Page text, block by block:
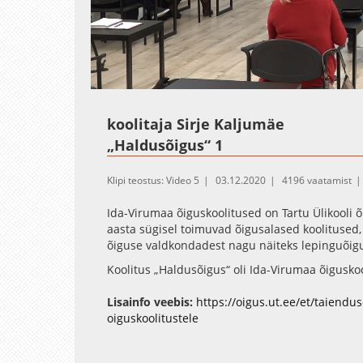
UnmuteLoaded:
0.20%
koolitaja Sirje Kaljumäe
„Haldusõigus“ 1
Klipi teostus: Video 5 03.12.2020 4196 vaatamist
Ida-Virumaa õiguskoolitused on Tartu Ülikooli
aasta sügisel toimuvad õigusalased
õiguse valdkondadest nagu näiteks
Koolitus „Haldusõigus“ oli Ida-Virumaa
tunnustatud haldusõiguse ekspert Sirje
Lisainfo veebis: https://oigus.ut.ee/et/
oiguskoolitustele